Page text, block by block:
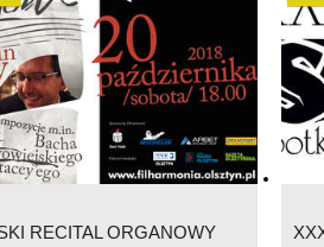
RECITAL ORGANOWY